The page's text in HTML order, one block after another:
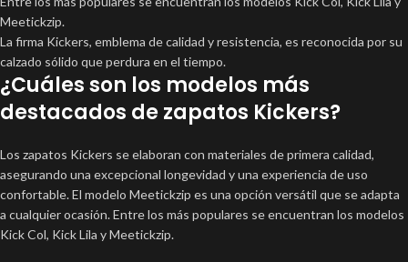
Meetickzip.
La firma Kickers, emblema de calidad y resistencia, es reconocida por su
calzado sólido que perdura en el tiempo.
¿Cuáles son los modelos más
destacados de zapatos Kickers?
Los zapatos Kickers se elaboran con materiales de primera calidad,
asegurando una excepcional longevidad y una experiencia de uso
confortable. El modelo Meetickzip es una opción versátil que se adapta
a cualquier ocasión. Entre los más populares se encuentran los modelos
Kick Col, Kick Lila y Meetickzip.